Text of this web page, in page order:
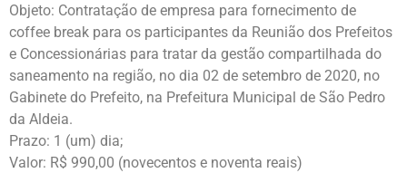
Objeto: Contratação de empresa para fornecimento de
coffee break para os participantes da Reunião dos Prefeitos
e Concessionárias para tratar da gestão compartilhada do
saneamento na região, no dia 02 de setembro de 2020, no
Gabinete do Prefeito, na Prefeitura Municipal de São Pedro
da Aldeia.
Prazo: 1 (um) dia;
Valor: R$ 990,00 (novecentos e noventa reais)